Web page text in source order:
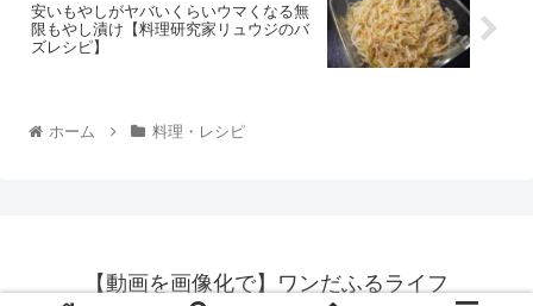
安いもやしがヤバいくらいウマくなる無
限もやし漬け【料理研究家リュウジのバ
ズレシピ】
ホーム 料理・レシピ
【動画を画像化で】ワンだふるライフ